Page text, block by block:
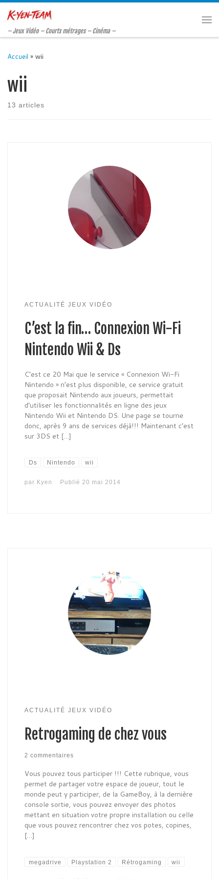
Passer au contenu
– Jeux Vidéo – Courts métrages – Cinéma –
Accueil » wii
wii
13 articles
ACTUALITÉ JEUX VIDÉO
C’est la fin… Connexion Wi-Fi
Nintendo Wii & Ds
C’est ce 20 Mai que le service « Connexion Wi-Fi
Nintendo » n’est plus disponible, ce service gratuit
que proposait Nintendo aux joueurs, permettait
d’utiliser les fonctionnalités en ligne des jeux
Nintendo Wii et Nintendo DS. Une page se tourne
donc, après 9 ans de services déjà!!! Maintenant c’est
sur 3DS et […]
Ds Nintendo wii
par Kyen Publié 20 mai 2014
ACTUALITÉ JEUX VIDÉO
Retrogaming de chez vous
2 commentaires
Vous pouvez tous participer !!! Cette rubrique, vous
permet de partager votre espace de joueur, tout le
monde peut y participer, de la GameBoy, à la dernière
console sortie, vous pouvez envoyer des photos
mettant en situation votre propre installation ou celle
que vous pouvez rencontrer chez vos potes, copines,
[…]
megadrive Playstation 2 Rétrogaming wii